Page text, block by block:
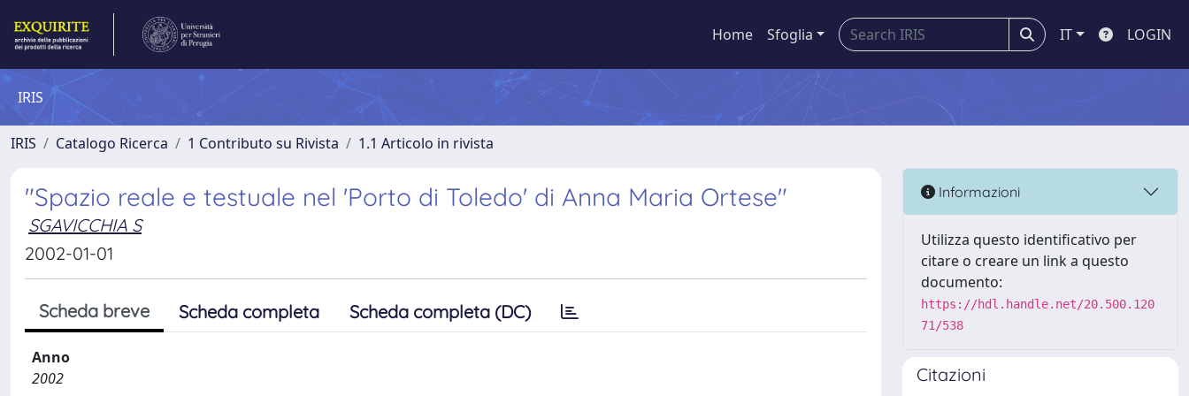
Home Sfoglia IT LOGIN
IRIS
IRIS Catalogo Ricerca 1 Contributo su Rivista 1.1 Articolo in rivista
"Spazio reale e testuale nel 'Porto di Toledo' di Anna Maria Ortese"
SGAVICCHIA S
2002-01-01
Scheda breve Scheda completa Scheda completa (DC)
Anno
2002
Informazioni
Utilizza questo identificativo per
citare o creare un link a questo
documento:
https://hdl.handle.net/20.500.120
71/538
Citazioni